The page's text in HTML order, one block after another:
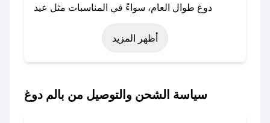
دوغ طوال العام، سواءً في المناسبات مثل عيد
الفطر، عيد الأضحى، الجمعة البيضاء (شهر نوفمبر)،
رمضان، اليوم الوطني، يوم التأسيس، أو حتى عروض
باستخدام تطبيق صحصح، يمكنك العثور بسهولة على
أظهر المزيد
سياسة الشحن والتوصيل من بالم دوغ